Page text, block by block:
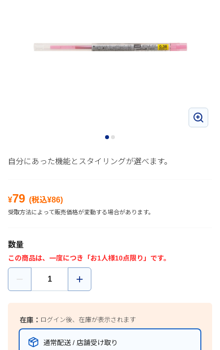
自分にあった機能とスタイリングが選べます。
¥79 (税込¥86)
受取方法によって販売価格が変動する場合があります。
数量
この商品は、一度につき「お1人様10点限り」です。
在庫： ログイン後、在庫が表示されます
通常配送 / 店舗受け取り